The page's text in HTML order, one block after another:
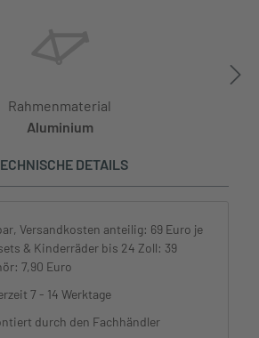
Rahmenmaterial
Aluminium
DETAILS
Versandkosten anteilig: 69 Euro je
& Kinderräder bis 24 Zoll: 39
7,90 Euro
7 - 14 Werktage
durch den Fachhändler